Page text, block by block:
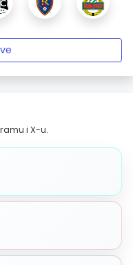
i X-u.